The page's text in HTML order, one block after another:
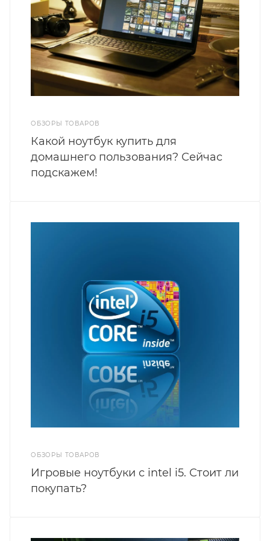
ОБЗОРЫ ТОВАРОВ
Какой ноутбук купить для
домашнего пользования? Сейчас
подскажем!
ОБЗОРЫ ТОВАРОВ
Игровые ноутбуки с intel i5. Стоит ли
покупать?